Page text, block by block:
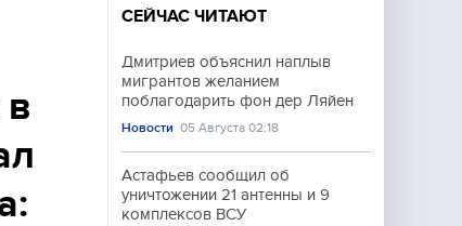
СЕЙЧАС ЧИТАЮТ
Дмитриев объяснил наплыв
мигрантов желанием
поблагодарить фон дер Ляйен
Новости 05 Августа 02:18
Астафьев сообщил об
уничтожении 21 антенны и 9
комплексов ВСУ